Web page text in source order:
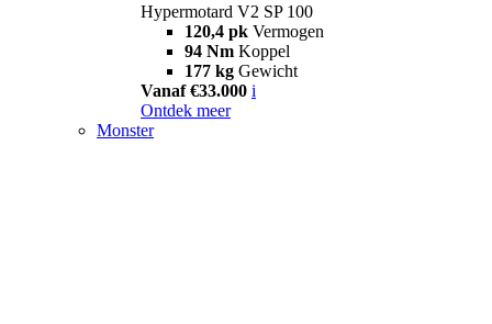
Hypermotard V2 SP 100
120,4 pk Vermogen
94 Nm Koppel
177 kg Gewicht
Vanaf €33.000 i
Ontdek meer
Monster